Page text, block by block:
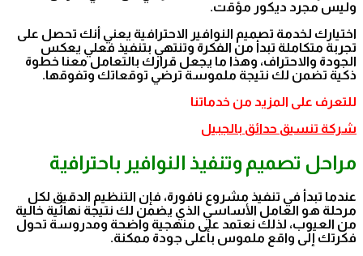
وليس مجرد ديكور مؤقت.
اختيارك لخدمة تصميم النوافير الاحترافية يعني أنك تحصل على
تجربة متكاملة تبدأ من الفكرة وتنتهي بتنفيذ فعلي يعكس
الجودة والاحتراف، وهذا ما يجعل قرارك بالتعامل معنا خطوة
ذكية تضمن لك نتيجة ملموسة ترضي توقعاتك وتفوقها.
للتعرف على المزيد من خدماتنا
شركة تنسيق حدائق بالجبيل
مراحل تصميم وتنفيذ النوافير باحترافية
عندما تبدأ في تنفيذ مشروع نافورة، فإن التنظيم الدقيق لكل
مرحلة هو العامل الأساسي الذي يضمن لك نتيجة نهائية خالية
من العيوب، لذلك نعتمد على منهجية واضحة ومدروسة تحول
فكرتك إلى واقع ملموس بأعلى جودة ممكنة.